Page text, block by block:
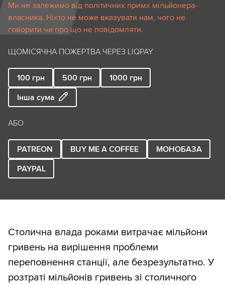
Ми не залежимо від політичних примх мільйонера-
власника. Ніхто не може вказувати нам, чого не
говорити чи про що не повідомляти.
ЩОМІСЯЧНА ПОЖЕРТВА ЧЕРЕЗ LIQPAY
100 грн 500 грн 1000 грн
Інша сума
АБО
PATREON BUY ME A COFFEE
МОНОБАЗА
PAYPAL
Столична влада роками витрачає мільйони
гривень на вирішення проблеми
переповнення станції, але безрезультатно. У
розтраті мільйонів гривень зі столичного